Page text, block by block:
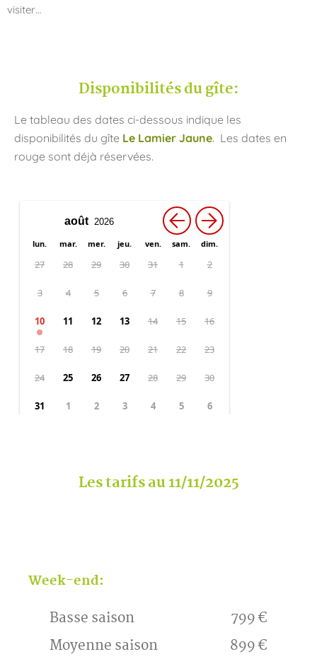
visiter…
Disponibilités du gîte:
Le tableau des dates ci-dessous indique les
disponibilités du gîte Le Lamier Jaune. Les dates en
rouge sont déjà réservées.
Les tarifs au 11/11/2025
Week-end:
Basse saison
799 €
Moyenne saison
899 €